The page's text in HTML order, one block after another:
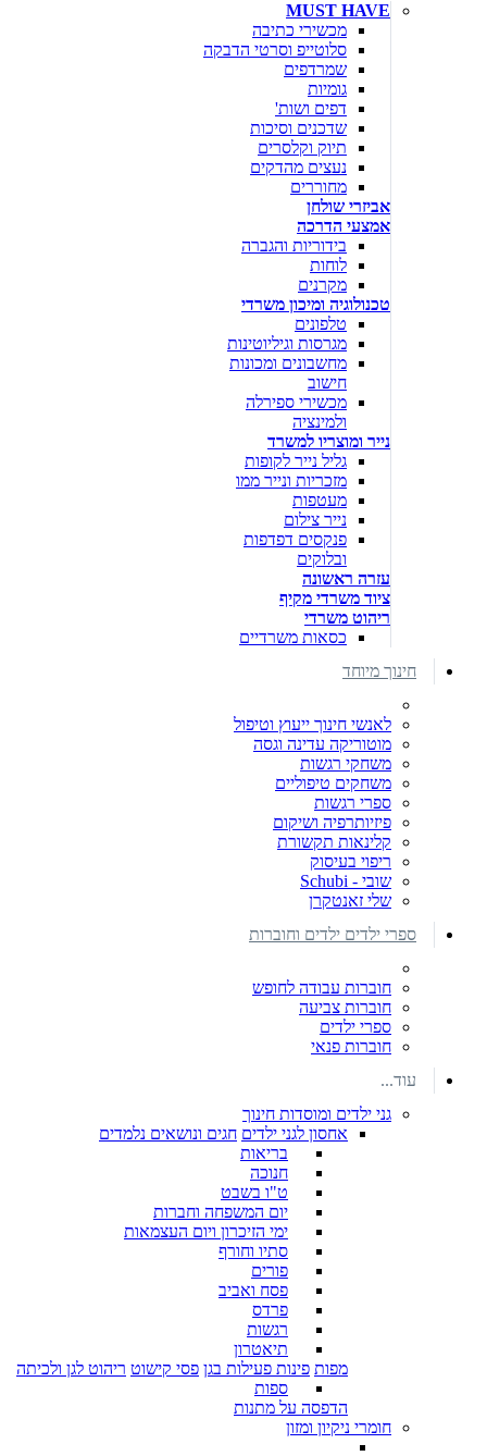
MUST HAVE
מכשירי כתיבה
סלוטייפ וסרטי הדבקה
שמרדפים
גומיות
דפים ושות'
שדכנים וסיכות
תיוק וקלסרים
נעצים מהדקים
מחוררים
אביזרי שולחן
אמצעי הדרכה
בידוריות והגברה
לוחות
מקרנים
טכנולוגיה ומיכון משרדי
טלפונים
מגרסות וגיליוטינות
מחשבונים ומכונות
חישוב
מכשירי ספירלה
ולמינציה
נייר ומוצריו למשרד
גליל נייר לקופות
מזכריות ונייר ממו
מעטפות
נייר צילום
פנקסים דפדפות
ובלוקים
עזרה ראשונה
ציוד משרדי מקיף
ריהוט משרדי
כסאות משרדיים
חינוך מיוחד
לאנשי חינוך ייעוץ וטיפול
מוטוריקה עדינה וגסה
משחקי רגשות
משחקים טיפוליים
ספרי רגשות
פיזיותרפיה ושיקום
קלינאות תקשורת
ריפוי בעיסוק
שובי - Schubi
שלי זאנטקרן
ספרי ילדים ילדים וחוברות
חוברות עבודה לחופש
חוברות צביעה
ספרי ילדים
חוברות פנאי
עוד...
גני ילדים ומוסדות חינוך
אחסון לגני ילדים חגים ונושאים נלמדים
בריאות
חנוכה
ט"ו בשבט
יום המשפחה וחברות
ימי הזיכרון ויום העצמאות
סתיו וחורף
פורים
פסח ואביב
פרדס
רגשות
תיאטרון
מפות פינות פעילות בגן פסי קישוט ריהוט לגן ולכיתה
ספות
הדפסה על מתנות
חומרי ניקיון ומזון